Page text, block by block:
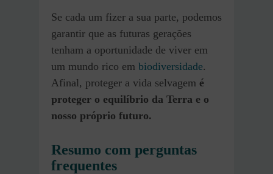
Se cada um fizer a sua parte, podemos
garantir que as futuras gerações
tenham a oportunidade de viver em
um mundo rico em biodiversidade.
Afinal, proteger a vida selvagem é
proteger o equilíbrio da Terra e o
nosso próprio futuro.
Resumo com perguntas
frequentes